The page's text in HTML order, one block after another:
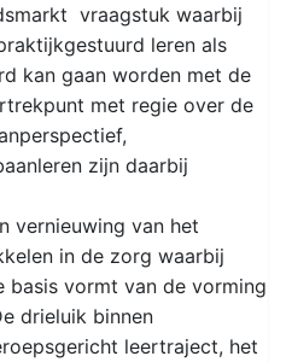
vraagstuk waarbij
leren als
kan gaan worden met de
met regie over de
zijn daarbij
vernieuwing van het
in de zorg waarbij
basis vormt van de vorming
drieluik binnen
leertraject, het